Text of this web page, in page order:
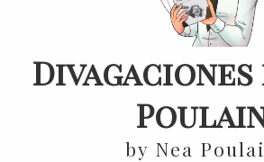
Divagaciones
by Nea